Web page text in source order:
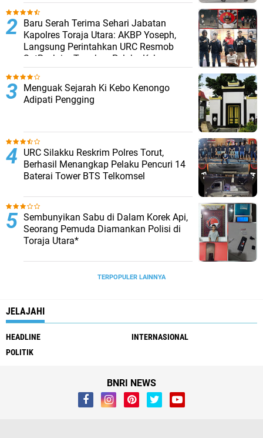
Baru Serah Terima Sehari Jabatan
Kapolres Toraja Utara: AKBP Yoseph,
Langsung Perintahkan URC Resmob
SatReskrim Tangkap Pelaku Kekerasan
Seksual Anak Di Bawah Umur
Menguak Sejarah Ki Kebo Kenongo
Adipati Pengging
URC Silakku Reskrim Polres Torut,
Berhasil Menangkap Pelaku Pencuri 14
Baterai Tower BTS Telkomsel
Sembunyikan Sabu di Dalam Korek Api,
Seorang Pemuda Diamankan Polisi di
Toraja Utara*
TERPOPULER LAINNYA
JELAJAHI
HEADLINE
INTERNASIONAL
POLITIK
BNRI NEWS